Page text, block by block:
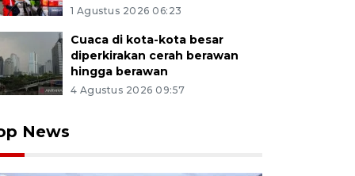
1 Agustus 2026 06:23
Cuaca di kota-kota besar
diperkirakan cerah berawan
hingga berawan
4 Agustus 2026 09:57
News